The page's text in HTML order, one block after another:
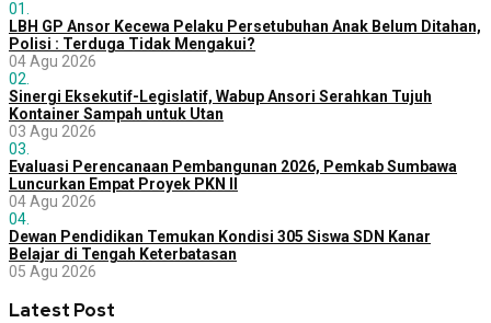
01.
LBH GP Ansor Kecewa Pelaku Persetubuhan Anak Belum Ditahan,
Polisi : Terduga Tidak Mengakui?
04 Agu 2026
02.
Sinergi Eksekutif-Legislatif, Wabup Ansori Serahkan Tujuh
Kontainer Sampah untuk Utan
03 Agu 2026
03.
Evaluasi Perencanaan Pembangunan 2026, Pemkab Sumbawa
Luncurkan Empat Proyek PKN II
04 Agu 2026
04.
Dewan Pendidikan Temukan Kondisi 305 Siswa SDN Kanar
Belajar di Tengah Keterbatasan
05 Agu 2026
Latest Post